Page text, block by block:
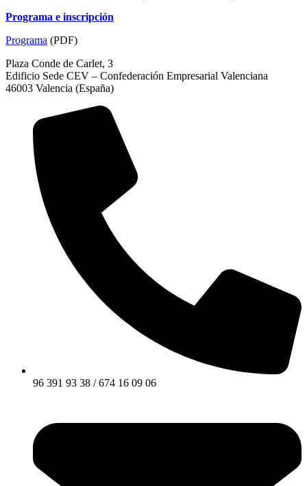
Programa e inscripción
Programa (PDF)
Plaza Conde de Carlet, 3
Edificio Sede CEV – Confederación Empresarial Valenciana
46003 Valencia (España)
96 391 93 38 / 674 16 09 06